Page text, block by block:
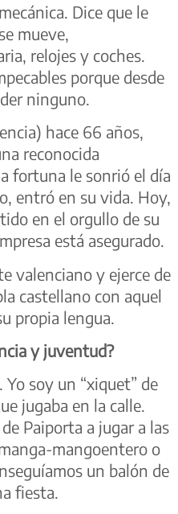
Dice que le
mueve,
relojes y coches.
porque desde
ninguno.
hace 66 años,
reconocida
fortuna le sonrió el día
entró en su vida. Hoy,
en el orgullo de su
está asegurado.
valenciano y ejerce de
castellano con aquel
propia lengua.
y juventud?
soy un “xiquet” de
jugaba en la calle.
Paiporta a jugar a las
mangoentero o
un balón de
fiesta.